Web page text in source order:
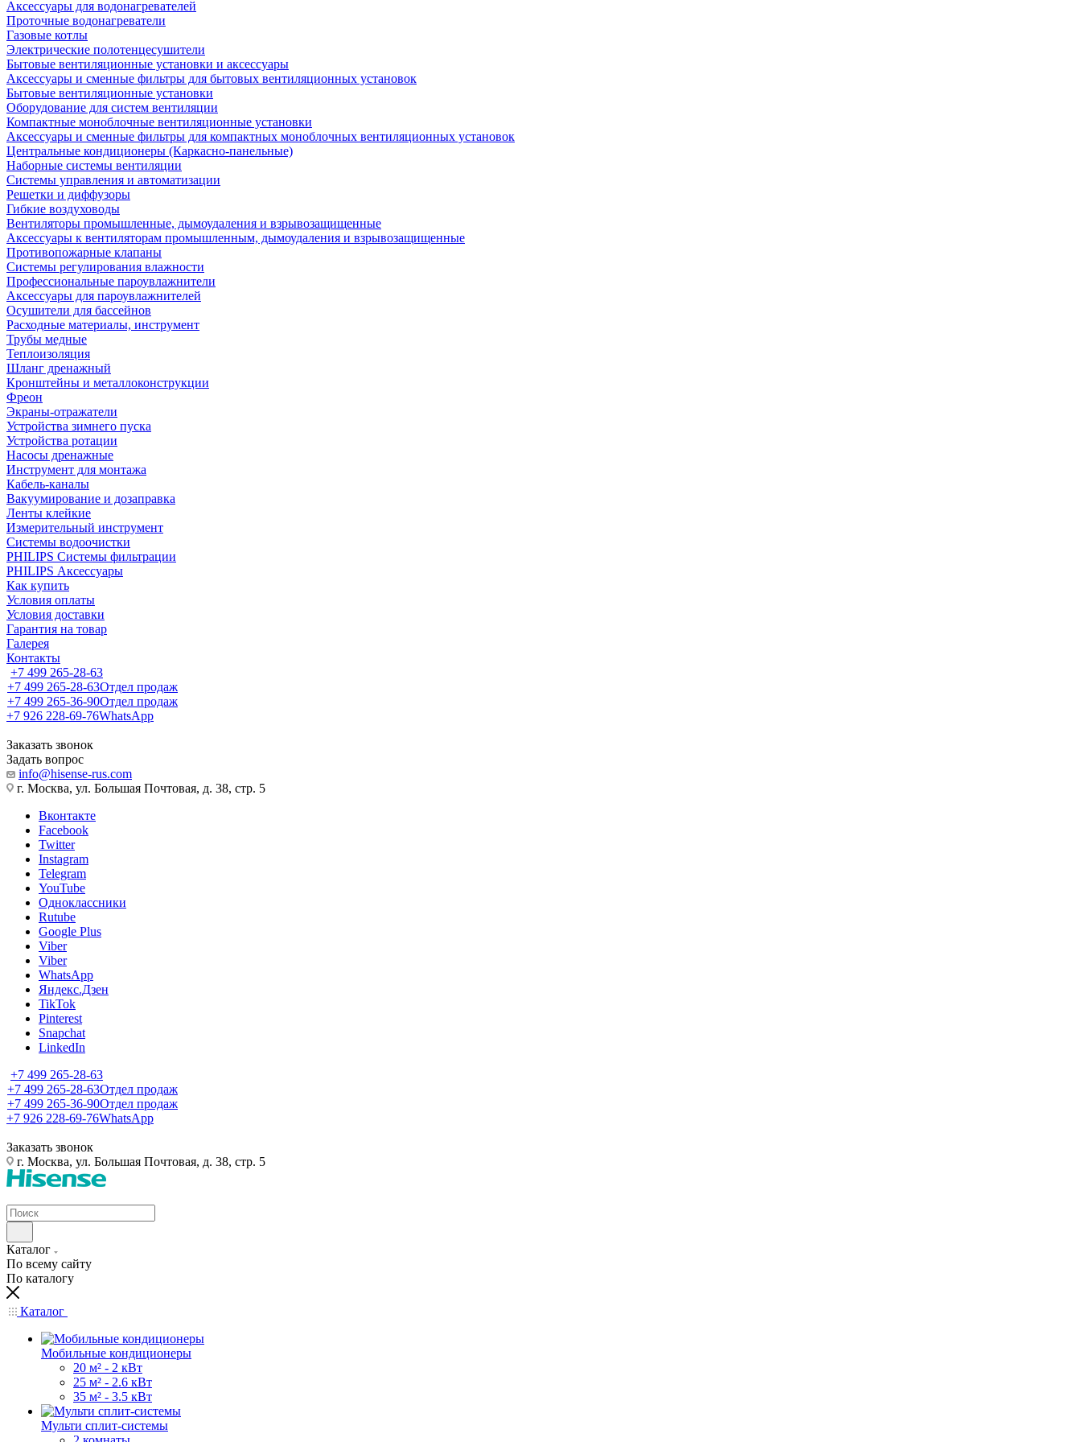
Аксессуары для водонагревателей
Проточные водонагреватели
Газовые котлы
Электрические полотенцесушители
Бытовые вентиляционные установки и аксессуары
Аксессуары и сменные фильтры для бытовых вентиляционных установок
Бытовые вентиляционные установки
Оборудование для систем вентиляции
Компактные моноблочные вентиляционные установки
Аксессуары и сменные фильтры для компактных моноблочных вентиляционных установок
Центральные кондиционеры (Каркасно-панельные)
Наборные системы вентиляции
Системы управления и автоматизации
Решетки и диффузоры
Гибкие воздуховоды
Вентиляторы промышленные, дымоудаления и взрывозащищенные
Аксессуары к вентиляторам промышленным, дымоудаления и взрывозащищенные
Противопожарные клапаны
Системы регулирования влажности
Профессиональные пароувлажнители
Аксессуары для пароувлажнителей
Осушители для бассейнов
Расходные материалы, инструмент
Трубы медные
Теплоизоляция
Шланг дренажный
Кронштейны и металлоконструкции
Фреон
Экраны-отражатели
Устройства зимнего пуска
Устройства ротации
Насосы дренажные
Инструмент для монтажа
Кабель-каналы
Вакуумирование и дозаправка
Ленты клейкие
Измерительный инструмент
Системы водоочистки
PHILIPS Системы фильтрации
PHILIPS Аксессуары
Как купить
Условия оплаты
Условия доставки
Гарантия на товар
Галерея
Контакты
+7 499 265-28-63
+7 499 265-28-63Отдел продаж
+7 499 265-36-90Отдел продаж
+7 926 228-69-76WhatsApp
Заказать звонок
Задать вопрос
info@hisense-rus.com
г. Москва, ул. Большая Почтовая, д. 38, стр. 5
Вконтакте
Facebook
Twitter
Instagram
Telegram
YouTube
Одноклассники
Rutube
Google Plus
Viber
Viber
WhatsApp
Яндекс.Дзен
TikTok
Pinterest
Snapchat
LinkedIn
+7 499 265-28-63
+7 499 265-28-63Отдел продаж
+7 499 265-36-90Отдел продаж
+7 926 228-69-76WhatsApp
Заказать звонок
г. Москва, ул. Большая Почтовая, д. 38, стр. 5
Каталог
По всему сайту
По каталогу
Каталог
Мобильные кондиционеры
20 м² - 2 кВт
25 м² - 2.6 кВт
35 м² - 3.5 кВт
Мульти сплит-системы